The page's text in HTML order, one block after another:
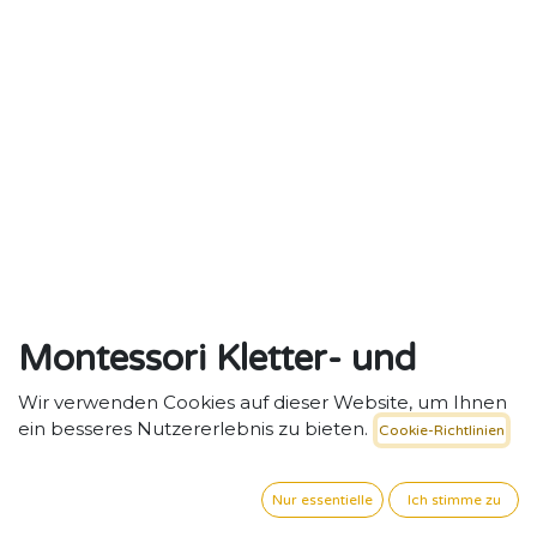
Montessori Kletter- und
Spielwürfel Cubitri, Holz-
Natur
Vielseitiger Montessori-Kletter- und Spielwürfel für
Wir verwenden Cookies auf dieser Website, um Ihnen
ein besseres Nutzererlebnis zu bieten.
Cookie-Richtlinien
Nur essentielle Ich stimme zu